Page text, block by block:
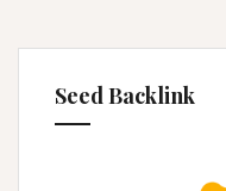
Seed Backlink